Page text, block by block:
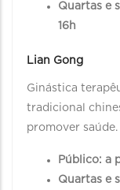
Quartas e
16h
Lian Gong
Ginástica
tradicional
promover saúde.
Público: a
Quartas e